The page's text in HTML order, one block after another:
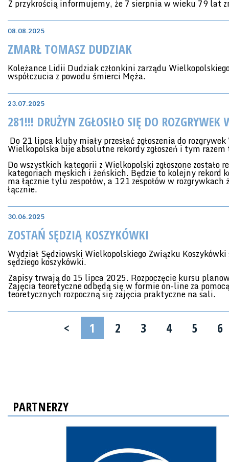
Z przykrością informujemy, że 7 sierpnia w wieku 79 lat
08.08.2025
ZMARŁ TOMASZ DUDZIAK
Koleżance Lidii Dudziak członkini zarządu
współczucia z powodu śmierci Męża.
23.07.2025
281!!! DRUŻYN ZGŁOSIŁO SIĘ DO ROZGRYWEK
Do 21 lipca kluby miały przesłać zgłoszenia do
Wielkopolska bije absolutne rekordy zgłoszeń i tym
Do wszystkich kategorii z Wielkopolski zgłoszone zostało
kategoriach męskich i żeńskich. Będzie to kolejny rekord
ma łącznie tylu zespołów, a 121 zespołów w
łącznie.
30.06.2025
ZOSTAŃ SĘDZIĄ KOSZYKÓWKI
Wydział Sędziowski Wielkopolskiego Związku
sędziego koszykówki.
Zapisy trwają do 15 lipca 2025. Rozpoczęcie kursu
Zajęcia teoretyczne odbędą się w formie on-line za
teoretycznych rozpoczną się zajęcia praktyczne na sali.
< 1 2 3 4 5 6
PARTNERZY